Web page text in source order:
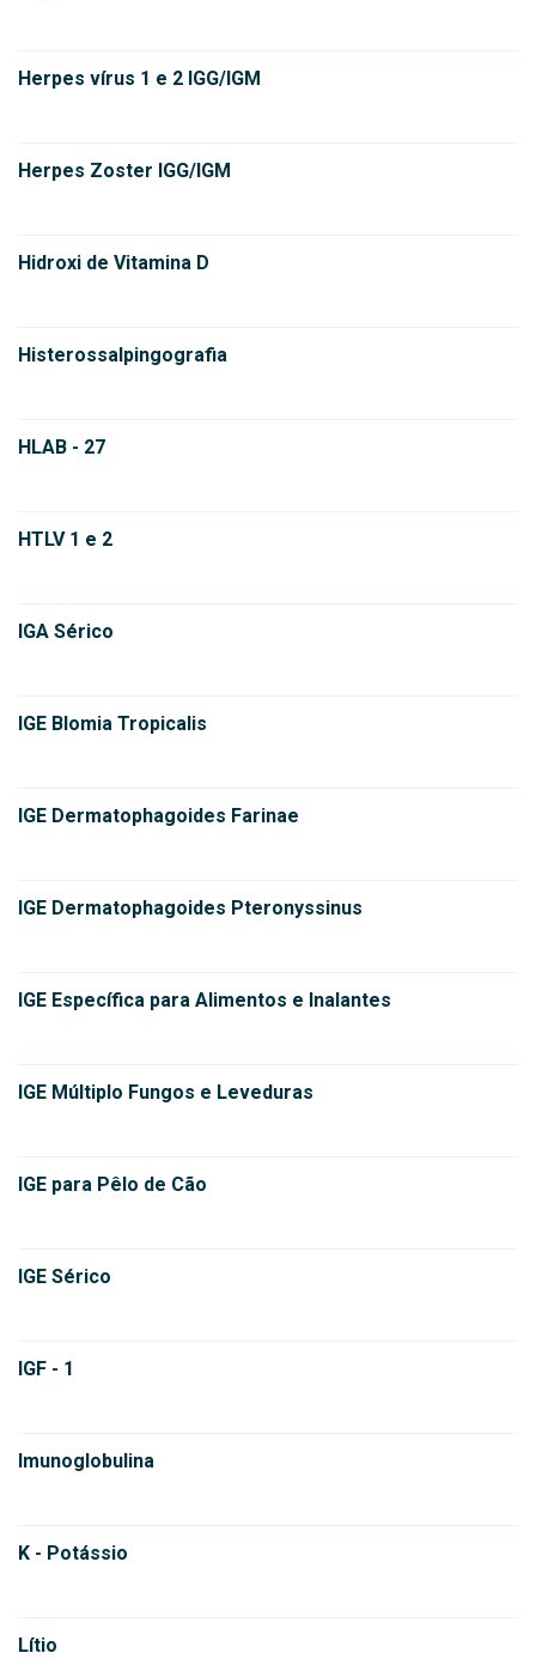
Herpes vírus 1 e 2 IGG/IGM
Herpes Zoster IGG/IGM
Hidroxi de Vitamina D
Histerossalpingografia
HLAB - 27
HTLV 1 e 2
IGA Sérico
IGE Blomia Tropicalis
IGE Dermatophagoides Farinae
IGE Dermatophagoides Pteronyssinus
IGE Específica para Alimentos e Inalantes
IGE Múltiplo Fungos e Leveduras
IGE para Pêlo de Cão
IGE Sérico
IGF - 1
Imunoglobulina
K - Potássio
Lítio